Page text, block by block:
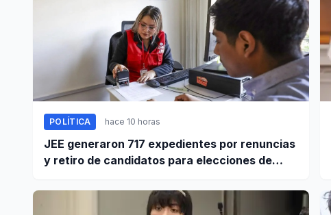
POLÍTICA hace 10 horas
JEE generaron 717 expedientes por renuncias
y retiro de candidatos para elecciones de